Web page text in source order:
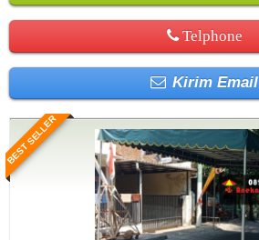
Telphone
Kirim Email
BEST SELLER